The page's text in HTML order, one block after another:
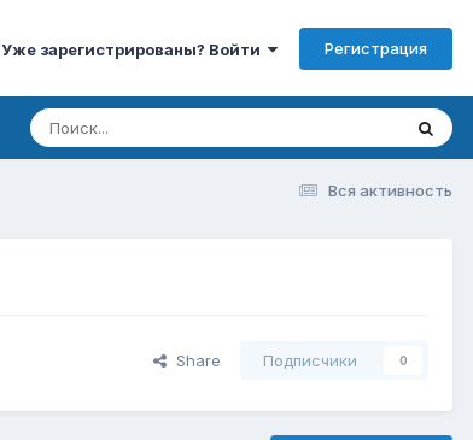
Уже зарегистрированы? Войти Регистрация
Вся активность
Share Подписчики 0